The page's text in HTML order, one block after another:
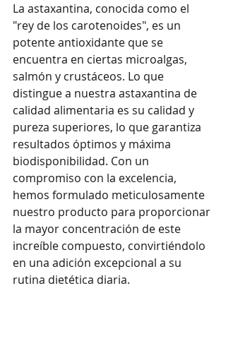
La astaxantina, conocida como el
"rey de los carotenoides", es un
potente antioxidante que se
encuentra en ciertas microalgas,
salmón y crustáceos. Lo que
distingue a nuestra astaxantina de
calidad alimentaria es su calidad y
pureza superiores, lo que garantiza
resultados óptimos y máxima
biodisponibilidad. Con un
compromiso con la excelencia,
hemos formulado meticulosamente
nuestro producto para proporcionar
la mayor concentración de este
increíble compuesto, convirtiéndolo
en una adición excepcional a su
rutina dietética diaria.